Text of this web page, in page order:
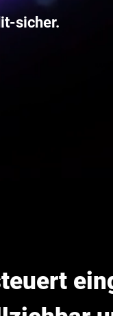
sicher.